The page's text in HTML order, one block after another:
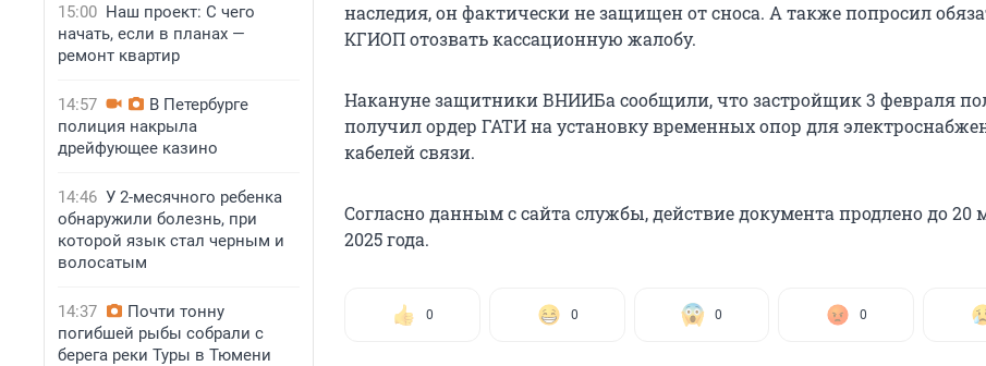
15:00 Наш проект: С чего
начать, если в планах —
ремонт квартир
14:57
В Петербурге
полиция накрыла
дрейфующее казино
14:46 У 2-месячного ребенка
обнаружили болезнь, при
которой язык стал черным и
волосатым
14:37
Почти тонну
погибшей рыбы собрали с
берега реки Туры в Тюмени
наследия, он фактически не защищен от сноса. А также попросил
КГИОП отозвать кассационную жалобу.
Накануне защитники ВНИИБа сообщили, что застройщик 3 февраля
получил ордер ГАТИ на установку временных опор для
кабелей связи.
Согласно данным с сайта службы, действие документа продлено до 20
2025 года.
0 0 0 0